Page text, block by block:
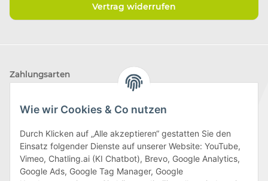
Wie wir Cookies & Co nutzen
Durch Klicken auf „Alle akzeptieren“ gestatten Sie den
Einsatz folgender Dienste auf unserer Website: YouTube,
Vimeo, Chatling.ai (KI Chatbot), Brevo, Google Analytics,
Google Ads, Google Tag Manager, Google
Vertrag widerrufen
Zahlungsarten
Wir versenden mit